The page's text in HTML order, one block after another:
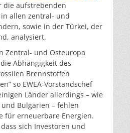
die aufstrebenden
allen zentral- und
sowie in der Türkei, der
analysiert.
Zentral- und Osteuropa
Abhängigkeit des
Brennstoffen
so EWEA-Vorstandschef
Länder allerdings – wie
Bulgarien – fehlen
für erneuerbare Energien.
sich Investoren und